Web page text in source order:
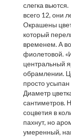
слегка
всего 12, они
Окрашены
который
временем. А
фиолетовой.
центральный
обрамлении.
просто
Диаметр
сантиметров.
соцветия в
пахнут, но
умеренный,